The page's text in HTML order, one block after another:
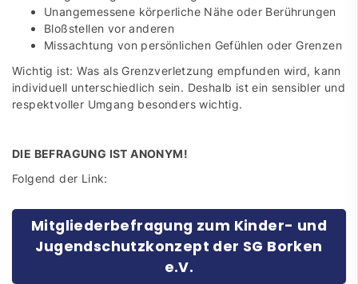
Unangemessene körperliche Nähe oder Berührungen
Bloßstellen vor anderen
Missachtung von persönlichen Gefühlen oder Grenzen
Wichtig ist: Was als Grenzverletzung empfunden wird, kann
individuell unterschiedlich sein. Deshalb ist ein sensibler und
respektvoller Umgang besonders wichtig.
DIE BEFRAGUNG IST ANONYM!
Folgend der Link:
Mitgliederbefragung zum Kinder- und
Jugendschutzkonzept der SG Borken
e.V.